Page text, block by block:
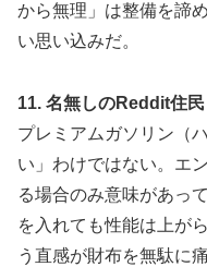
から無理」は整備を諦
い思い込みだ。
11. 名無しのReddit住民
プレミアムガソリン（
い」わけではない。エ
る場合のみ意味があっ
を入れても性能は上が
う直感が財布を無駄に